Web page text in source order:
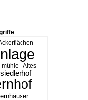
mühle
Altes